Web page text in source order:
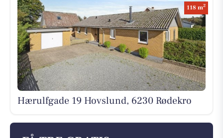
118 m2
Hærulfgade 19 Hovslund, 6230 Rødekro